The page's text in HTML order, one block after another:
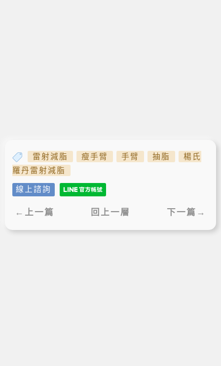
雷射減脂 瘦手臂 手臂 抽脂
楊氏
羅丹雷射減脂
線上諮詢
←上一篇 回上一層 下一篇→